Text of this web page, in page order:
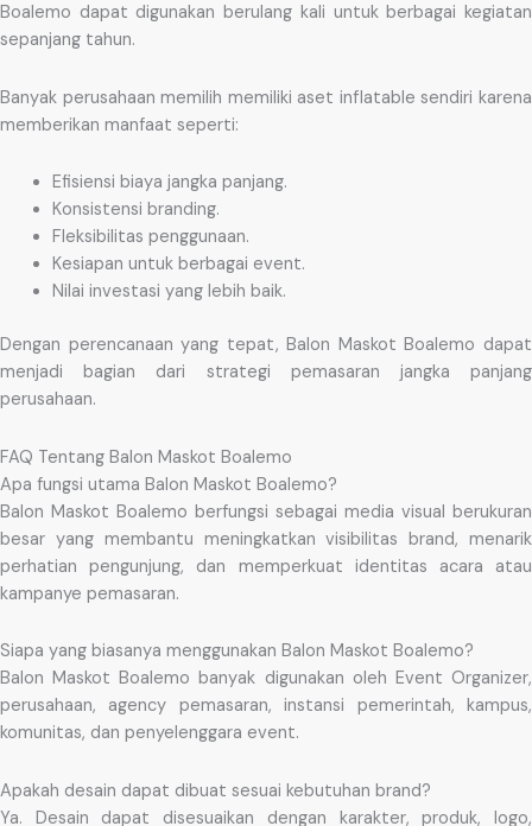
Boalemo dapat digunakan berulang kali untuk berbagai kegiatan
sepanjang tahun.
Banyak perusahaan memilih memiliki aset inflatable sendiri karena
memberikan manfaat seperti:
Efisiensi biaya jangka panjang.
Konsistensi branding.
Fleksibilitas penggunaan.
Kesiapan untuk berbagai event.
Nilai investasi yang lebih baik.
Dengan perencanaan yang tepat, Balon Maskot Boalemo dapat
menjadi bagian dari strategi pemasaran jangka panjang
perusahaan.
FAQ Tentang Balon Maskot Boalemo
Apa fungsi utama Balon Maskot Boalemo?
Balon Maskot Boalemo berfungsi sebagai media visual berukuran
besar yang membantu meningkatkan visibilitas brand, menarik
perhatian pengunjung, dan memperkuat identitas acara atau
kampanye pemasaran.
Siapa yang biasanya menggunakan Balon Maskot Boalemo?
Balon Maskot Boalemo banyak digunakan oleh Event Organizer,
perusahaan, agency pemasaran, instansi pemerintah, kampus,
komunitas, dan penyelenggara event.
Apakah desain dapat dibuat sesuai kebutuhan brand?
Ya. Desain dapat disesuaikan dengan karakter, produk, logo,